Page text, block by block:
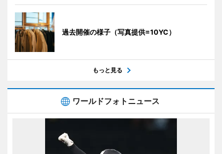
過去開催の様子（写真提供=10YC）
もっと見る
ワールドフォトニュース